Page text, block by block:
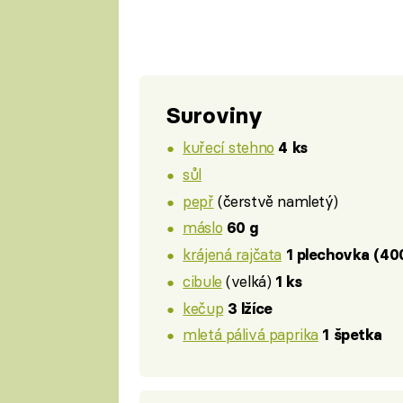
Suroviny
kuřecí stehno 4 ks
sůl
pepř (čerstvě namletý)
máslo 60 g
krájená rajčata 1 plechovka
cibule (velká) 1 ks
kečup 3 lžíce
mletá pálivá paprika 1 špetka